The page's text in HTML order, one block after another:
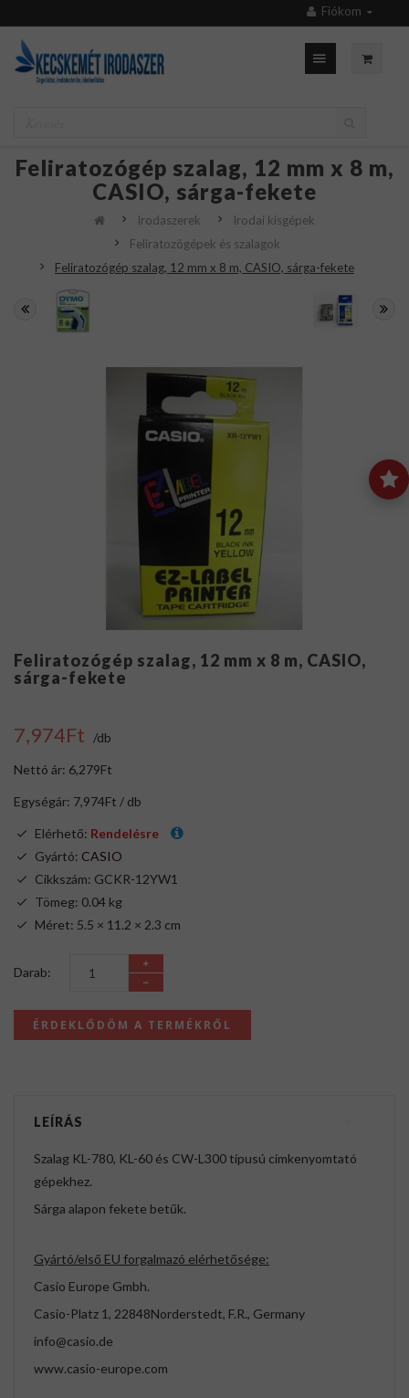
Fiókom
Feliratozógép szalag, 12 mm x 8 m,
CASIO, sárga-fekete
Irodaszerek
Irodai kisgépek
Feliratozógépek és szalagok
Feliratozógép szalag, 12 mm x 8 m, CASIO, sárga-fekete
Feliratozógép szalag, 12 mm x 8 m, CASIO,
sárga-fekete
7,974Ft /db
Nettó ár: 6,279Ft
Egységár: 7,974Ft / db
Elérhető: Rendelésre
Gyártó: CASIO
Cikkszám: GCKR-12YW1
Tömeg: 0.04 kg
Méret: 5.5 × 11.2 × 2.3 cm
Darab:
ÉRDEKLŐDÖM A TERMÉKRŐL
LEÍRÁS
Szalag KL-780, KL-60 és CW-L300 típusú címkenyomtató
gépekhez.
Sárga alapon fekete betűk.
Gyártó/első EU forgalmazó elérhetősége:
Casio Europe Gmbh.
Casio-Platz 1, 22848Norderstedt, F.R., Germany
info@casio.de
www.casio-europe.com